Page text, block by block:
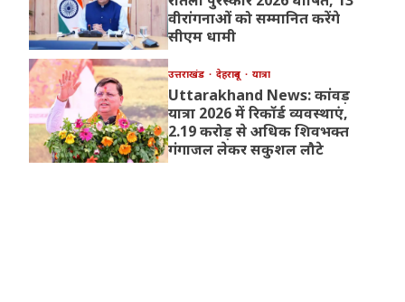
वीरांगनाओं को सम्मानित करेंगे
सीएम धामी
उत्तराखंड देहरादून यात्रा
Uttarakhand News: कांवड़
यात्रा 2026 में रिकॉर्ड व्यवस्थाएं,
2.19 करोड़ से अधिक शिवभक्त
गंगाजल लेकर सकुशल लौटे